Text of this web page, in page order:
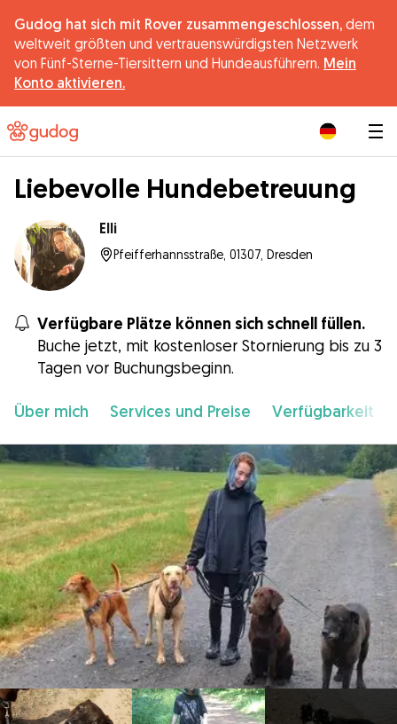
Gudog hat sich mit Rover zusammengeschlossen, dem
weltweit größten und vertrauenswürdigsten Netzwerk
von Fünf-Sterne-Tiersittern und Hundeausführern. Mein
Konto aktivieren.
Liebevolle Hundebetreuung
Elli
Pfeifferhannsstraße, 01307, Dresden
Verfügbare Plätze können sich schnell füllen.
Buche jetzt, mit kostenloser Stornierung bis zu 3
Tagen vor Buchungsbeginn.
Über mich Services und Preise Verfügbarkeit